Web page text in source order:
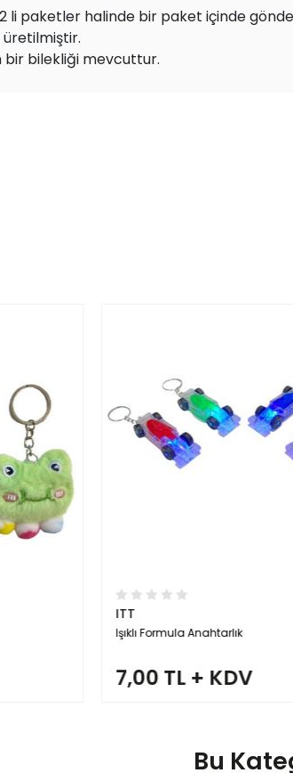
li paketler halinde bir paket içinde
bir bilekliği mevcuttur.
ITT
Işıklı Formula Anahtarlık
7,00 TL + KDV
Bu